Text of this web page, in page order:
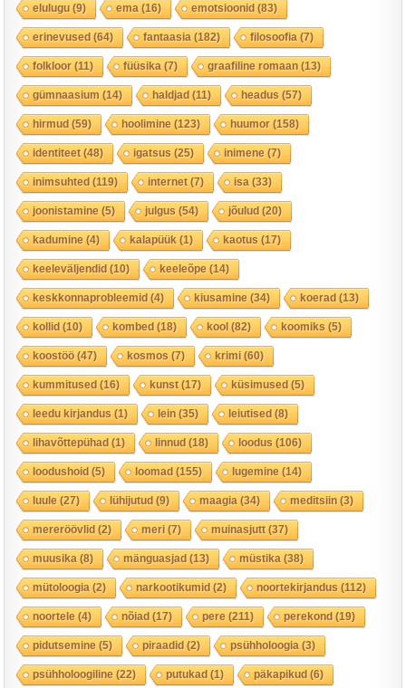
elulugu(9) ema (16) emotsioonid(83)
erinevused(64) fantaasia (182) filosoofia (7)
folkloor(11) füüsika (7) graafiline romaan(13)
gümnaasium (14) haldjad(11) headus (57)
hirmud(59) hoolimine (123) huumor(158)
identiteet(48) igatsus (25) inimene (7)
inimsuhted(119) internet(7) isa (33)
joonistamine (5) julgus (54) jõulud(20)
kadumine (4) kalapüük (1) kaotus (17)
keeleväljendid(10) keeleõpe (14)
keskkonnaprobleemid(4) kiusamine (34) koerad(13)
kollid(10) kombed(18) kool(82) koomiks (5)
koostöö(47) kosmos (7) krimi(60)
kummitused(16) kunst(17) küsimused(5)
leedu kirjandus (1) lein(35) leiutised(8)
lihavõttepühad(1) linnud(18) loodus (106)
loodushoid(5) loomad(155) lugemine (14)
luule (27) lühijutud(9) maagia (34) meditsiin(3)
mereröövlid(2) meri(7) muinasjutt(37)
muusika (8) mänguasjad(13) müstika (38)
mütoloogia (2) narkootikumid(2) noortekirjandus (112)
noortele (4) nõiad(17) pere (211) perekond(19)
pidutsemine (5) piraadid(2) psühholoogia (3)
psühholoogiline (22) putukad(1) päkapikud(6)